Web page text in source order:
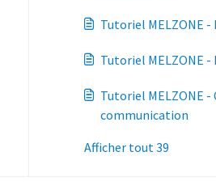
Tutoriel MELZONE
Tutoriel MELZONE
Tutoriel MELZONE -
communication
Afficher tout 39